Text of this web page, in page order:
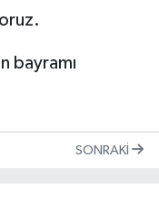
bayramı
SONRAKI